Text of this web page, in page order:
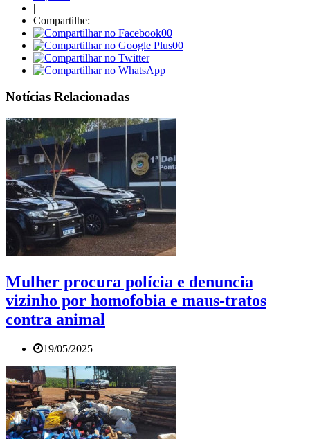
|
Compartilhe:
00
00
Notícias Relacionadas
Mulher procura polícia e denuncia
vizinho por homofobia e maus-tratos
contra animal
19/05/2025